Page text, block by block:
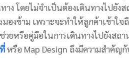
ง โดยไม่จำเป็นต้องเดินทางไปยั
องข้าม เพราะจะทำให้ลูกค้าเข้าใ
วยหรือคู่มือในการเดินทางไปยังส
หรือ Map Design ถึงมีความสำคัญ